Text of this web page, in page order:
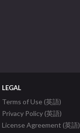
LEGAL
Terms of Use (英語)
Privacy Policy (英語)
License Agreement (英語)